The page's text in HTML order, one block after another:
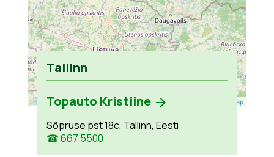
Leaflet OpenStreetMap
Tallinn
Topauto Kristiine
Sõpruse pst 18c, Tallinn, Eesti
☎ 667 5500